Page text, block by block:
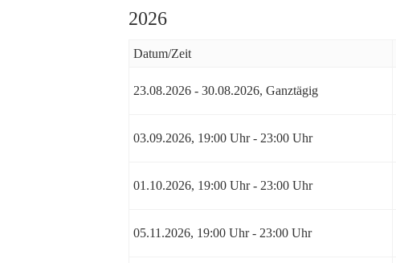
2026
Datum/Zeit
23.08.2026 - 30.08.2026, Ganztägig
03.09.2026, 19:00 Uhr - 23:00 Uhr
01.10.2026, 19:00 Uhr - 23:00 Uhr
05.11.2026, 19:00 Uhr - 23:00 Uhr